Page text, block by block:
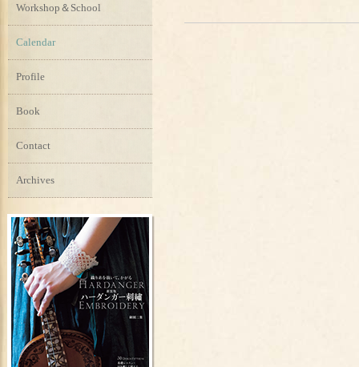
Workshop＆School
Calendar
Profile
Book
Contact
Archives